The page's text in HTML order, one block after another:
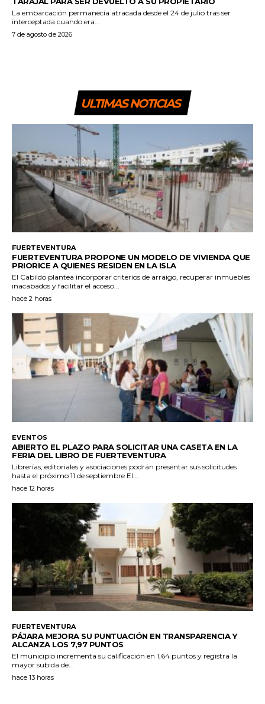
La embarcación permanecía atracada desde el 24 de julio tras ser
interceptada cuando era...
7 de agosto de 2026
ULTIMAS NOTICIAS
FUERTEVENTURA
FUERTEVENTURA PROPONE UN MODELO DE VIVIENDA QUE
PRIORICE A QUIENES RESIDEN EN LA ISLA
El Cabildo plantea incorporar criterios de arraigo, recuperar inmuebles
inacabados y facilitar el acceso...
hace 2 horas
EVENTOS
ABIERTO EL PLAZO PARA SOLICITAR UNA CASETA EN LA
FERIA DEL LIBRO DE FUERTEVENTURA
Librerías, editoriales y asociaciones podrán presentar sus solicitudes
hasta el próximo 11 de septiembre El...
hace 12 horas
FUERTEVENTURA
PÁJARA MEJORA SU PUNTUACIÓN EN TRANSPARENCIA Y
ALCANZA LOS 7,97 PUNTOS
El municipio incrementa su calificación en 1,64 puntos y registra la
mayor subida de...
hace 13 horas